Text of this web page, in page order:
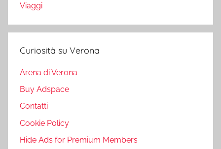
Viaggi
Curiosità su Verona
Arena di Verona
Buy Adspace
Contatti
Cookie Policy
Hide Ads for Premium Members